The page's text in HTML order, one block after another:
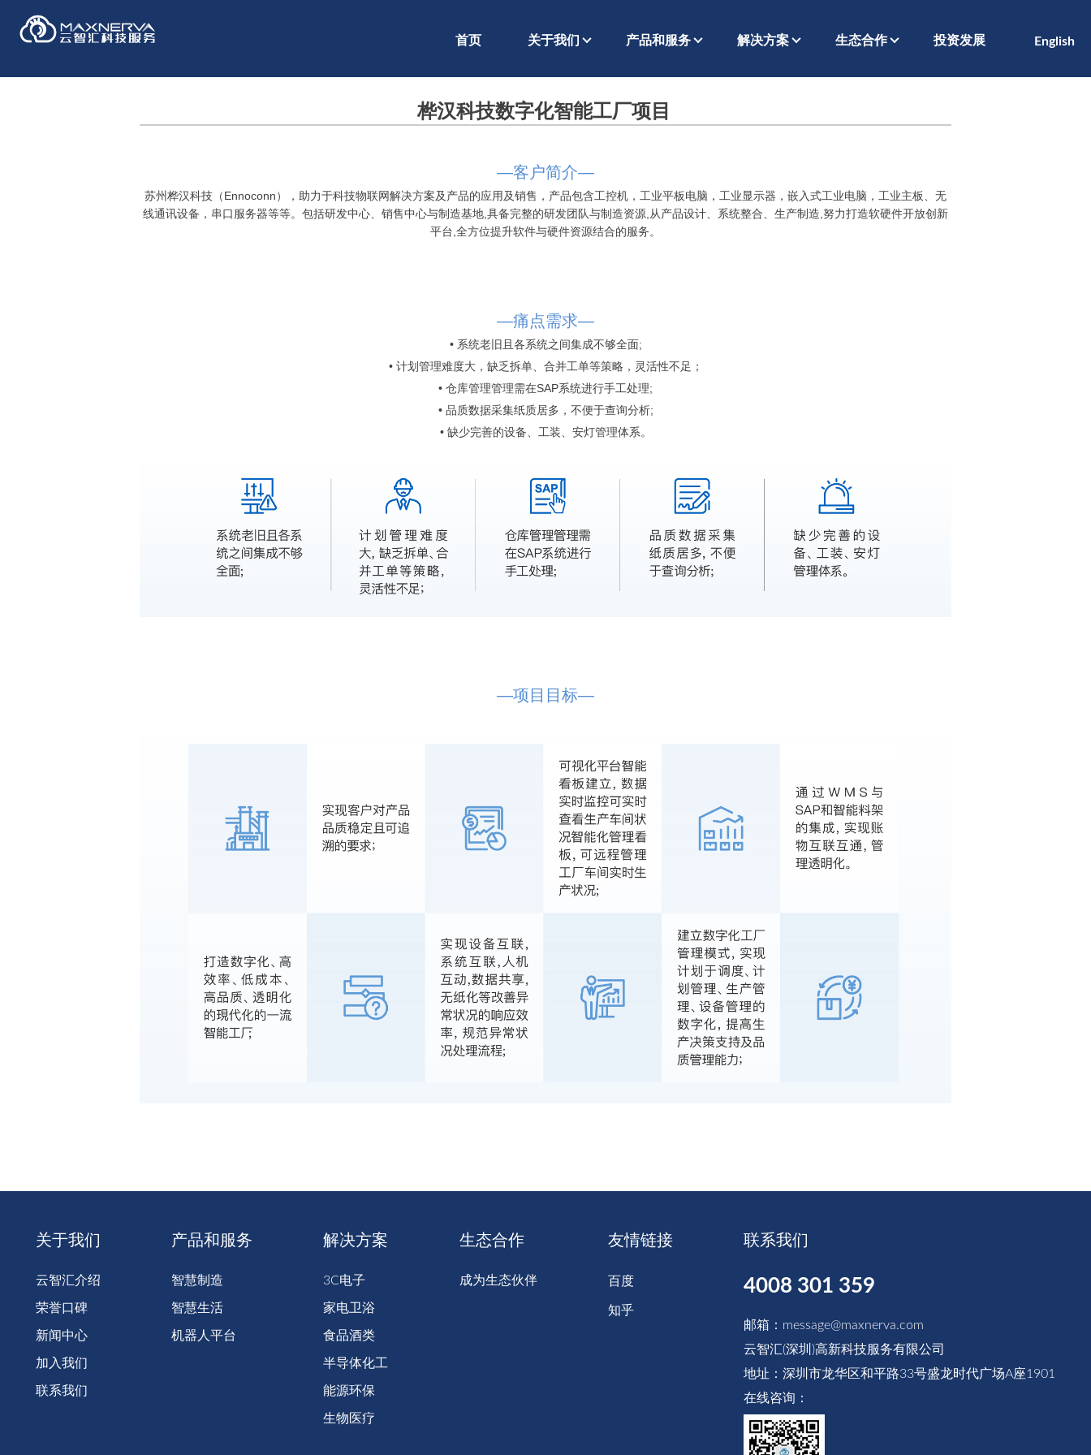
首页 关于我们 产品和服务 解决方案 生态合作 投资发展 English
桦汉科技数字化智能工厂项目
—客户简介—
苏州桦汉科技（Ennoconn），助力于科技物联网解决方案及产品的应用及销售，产品包含工控机，工业平板电脑，工业显示器，嵌入式工业电脑，工业主板、无
线通讯设备，串口服务器等等。包括研发中心、销售中心与制造基地,具备完整的研发团队与制造资源,从产品设计、系统整合、生产制造,努力打造软硬件开放创新
平台,全方位提升软件与硬件资源结合的服务。
—痛点需求—
• 系统老旧且各系统之间集成不够全面;
• 计划管理难度大，缺乏拆单、合并工单等策略，灵活性不足；
• 仓库管理管理需在SAP系统进行手工处理;
• 品质数据采集纸质居多，不便于查询分析;
• 缺少完善的设备、工装、安灯管理体系。
—项目目标—
关于我们
云智汇介绍
荣誉口碑
新闻中心
加入我们
联系我们
产品和服务
智慧制造
智慧生活
机器人平台
解决方案
3C电子
家电卫浴
食品酒类
半导体化工
能源环保
生物医疗
生态合作
成为生态伙伴
友情链接
百度
知乎
联系我们
4008 301 359
邮箱：message@maxnerva.com
云智汇(深圳)高新科技服务有限公司
地址：深圳市龙华区和平路33号盛龙时代广场A座1901
在线咨询：